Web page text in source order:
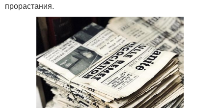
прорастания.